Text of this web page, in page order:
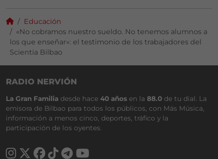
Educación
«No cobramos nuestro sueldo. No tenemos alumnos a
los que enseñar»: el testimonio de los trabajadores del
Scientia Bilbao
RADIO NERVIÓN
La Gran Familia desde hace 40 años en la 88.0 de tu dial. La
emisora de Bilbao para todos los públicos, con Más Música,
información a menos cinco, deportes, tráfico y la
participación de los oyentes.